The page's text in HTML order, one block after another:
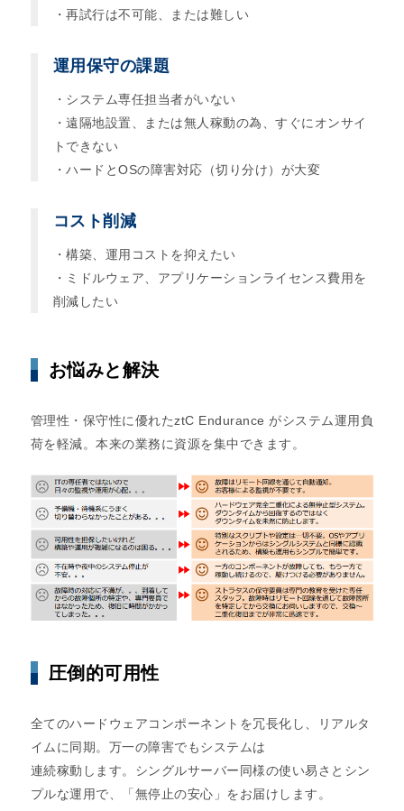
・再試行は不可能、または難しい
運用保守の課題
・システム専任担当者がいない
・遠隔地設置、または無人稼動の為、すぐにオンサイ
トできない
・ハードとOSの障害対応（切り分け）が大変
コスト削減
・構築、運用コストを抑えたい
・ミドルウェア、アプリケーションライセンス費用を
削減したい
お悩みと解決
管理性・保守性に優れたztC Endurance がシステム運用負
荷を軽減。本来の業務に資源を集中できます。
圧倒的可用性
全てのハードウェアコンポーネントを冗長化し、リアルタ
イムに同期。万一の障害でもシステムは
連続稼動します。シングルサーバー同様の使い易さとシン
プルな運用で、「無停止の安心」をお届けします。